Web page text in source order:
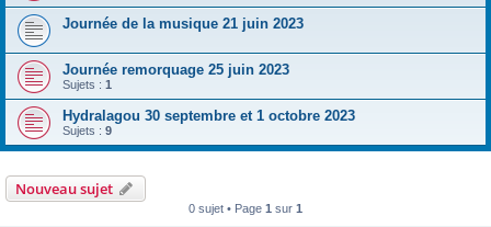
Journée de la musique 21 juin 2023
Journée remorquage 25 juin 2023
Sujets : 1
Hydralagou 30 septembre et 1 octobre 2023
Sujets : 9
Nouveau sujet
0 sujet • Page 1 sur 1